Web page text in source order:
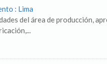
: Lima
del área de producción,